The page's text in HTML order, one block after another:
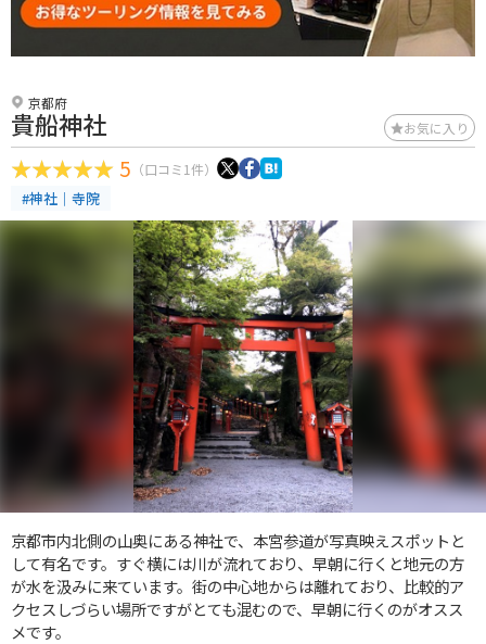
京都府
貴船神社 お気に入り
5 （口コミ1件）
#神社｜寺院
京都市内北側の山奥にある神社で、本宮参道が写真映えスポットと
して有名です。すぐ横には川が流れており、早朝に行くと地元の方
が水を汲みに来ています。街の中心地からは離れており、比較的ア
クセスしづらい場所ですがとても混むので、早朝に行くのがオスス
メです。